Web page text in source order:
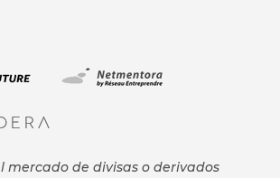
mercado de divisas o derivados